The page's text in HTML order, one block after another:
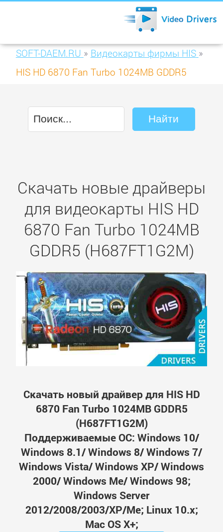
SOFT-DAEM.RU » Видеокарты фирмы HIS »
HIS HD 6870 Fan Turbo 1024MB GDDR5
Скачать новые драйверы
для видеокарты HIS HD
6870 Fan Turbo 1024MB
GDDR5 (H687FT1G2M)
Скачать новый драйвер для HIS HD
6870 Fan Turbo 1024MB GDDR5
(H687FT1G2M)
Поддерживаемые ОС: Windows 10/
Windows 8.1/ Windows 8/ Windows 7/
Windows Vista/ Windows XP/ Windows
2000/ Windows Me/ Windows 98;
Windows Server
2012/2008/2003/XP/Me; Linux 10.x;
Mac OS X+;